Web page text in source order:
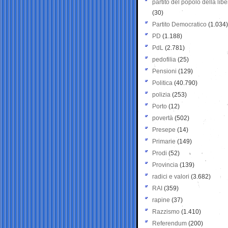
partito del popolo della
(30)
Partito Democratico (1.034)
PD (1.188)
PdL (2.781)
pedofilia (25)
Pensioni (129)
Politica (40.790)
polizia (253)
Porto (12)
povertà (502)
Presepe (14)
Primarie (149)
Prodi (52)
Provincia (139)
radici e valori (3.682)
RAI (359)
rapine (37)
Razzismo (1.410)
Referendum (200)